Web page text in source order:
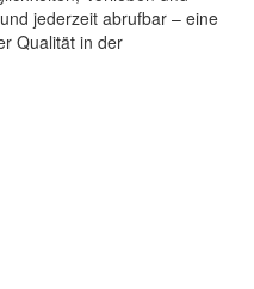
jederzeit abrufbar – eine
Qualität in der